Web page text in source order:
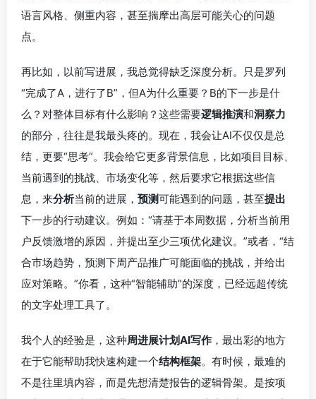
语言风格、侧重内容，甚至揣摩出高层可能关心的问题
点。
再比如，以前写进展，我总觉得缺乏深度分析。只是罗列
“完成了A，进行了B”，但A为什么重要？B的下一步是什
么？对整体目标有什么影响？这些需要逻辑推演和洞察力
的部分，往往是我最头疼的。现在，我会让AI不仅仅是总
结，更要“思考”。我会给它更多背景信息，比如项目目标、
当前遇到的挑战、市场变化等，然后要求它根据这些信
息，来分析当前的进展， 预测可能遇到的问题，甚至提出
下一步的行动建议。例如：“请基于本周数据，分析当前用
户反馈激增的原因，并提出至少三项优化建议。”或者，“结
合市场趋势，预测下周产品推广可能面临的挑战，并给出
应对策略。”你看，这种“智能辅助”的深度，已经远超传统
的文字处理工具了。
我个人的经验是，这种周进展计划AI写作 ，最出彩的地方
在于它能帮助我快速构建一个结构框架。有时候，最难的
不是往里填内容，而是先想清楚报告的逻辑骨架。是按项